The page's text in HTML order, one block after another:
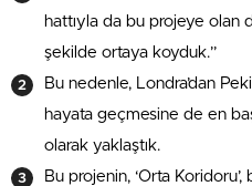
hattıyla da bu projeye olan
şekilde ortaya koyduk.”
Bu nedenle, Londra’dan
hayata geçmesine de en
olarak yaklaştık.
Bu projenin, ‘Orta